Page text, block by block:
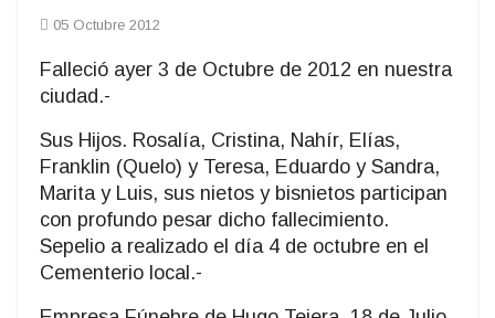
05 Octubre 2012
Falleció ayer 3 de Octubre de 2012 en nuestra
ciudad.-
Sus Hijos. Rosalía, Cristina, Nahír, Elías,
Franklin (Quelo) y Teresa, Eduardo y Sandra,
Marita y Luis, sus nietos y bisnietos participan
con profundo pesar dicho fallecimiento.
Sepelio a realizado el día 4 de octubre en el
Cementerio local.-